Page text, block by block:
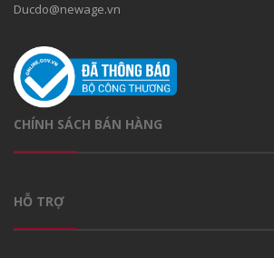
Ducdo@newage.vn
CHÍNH SÁCH BÁN HÀNG
HỖ TRỢ